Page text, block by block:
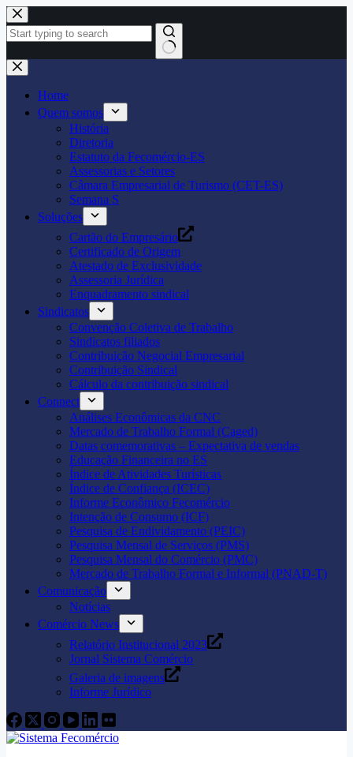
Pular
para
o
Home
Quem somos
História
Diretoria
Estatuto da Fecomércio-ES
Assessorias e Setores
Câmara Empresarial de Turismo (CET-ES)
Semana S
Soluções
Cartão do Empresário
Certificado de Origem
Atestado de Exclusividade
Assessoria Jurídica
Enquadramento sindical
Sindicatos
Convenção Coletiva de Trabalho
Sindicatos filiados
Contribuição Negocial Empresarial
Contribuição Sindical
Cálculo da contribuição sindical
Connect
Análises Econômicas da CNC
Mercado de Trabalho Formal (Caged)
Datas comemorativas – Expectativa de vendas
Educação Financeira no ES
Índice de Atividades Turísticas
Índice de Confiança (ICEC)
Informe Econômico Fecomércio
Intenção de Consumo (ICF)
Pesquisa de Endividamento (PEIC)
Pesquisa Mensal de Serviços (PMS)
Pesquisa Mensal do Comércio (PMC)
Mercado de Trabalho Formal e Informal (PNAD-T)
Comunicação
Notícias
Comércio News
Relatório Institucional 2023
Jornal Sistema Comércio
Galeria de imagens
Informe Jurídico